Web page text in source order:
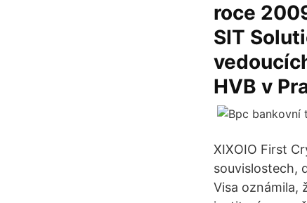
roce
SIT
HVB v
XIXOIO First
souvislostech,
Visa oznámila,